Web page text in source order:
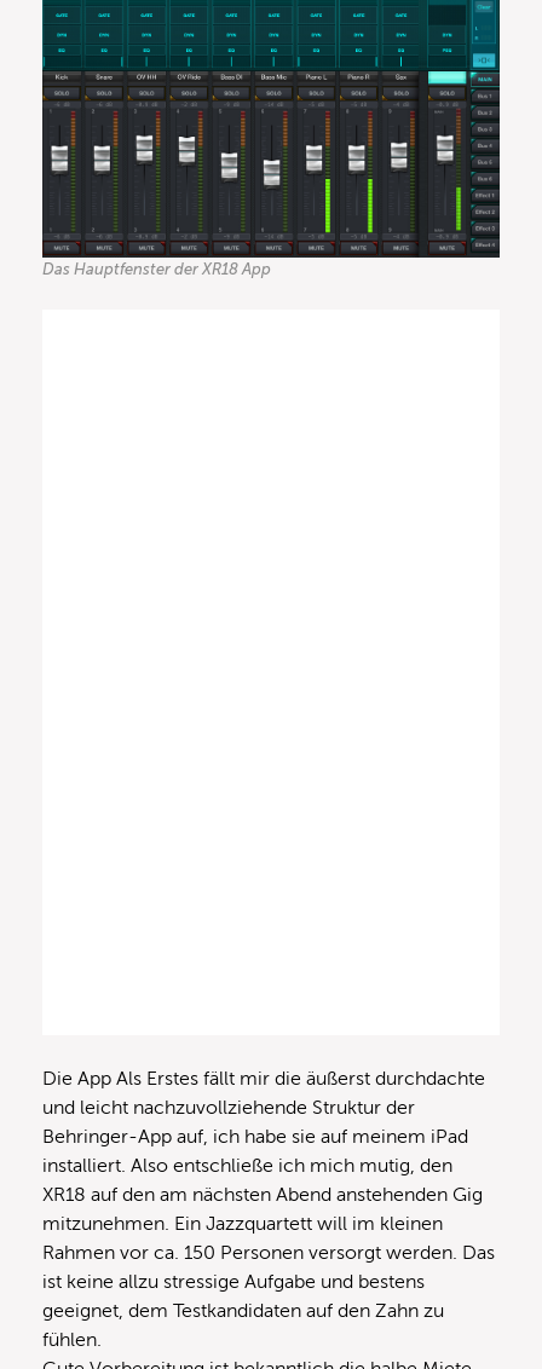
Das Hauptfenster der XR18 App
Die App Als Erstes fällt mir die äußerst durchdachte
und leicht nachzuvollziehende Struktur der
Behringer-App auf, ich habe sie auf meinem iPad
installiert. Also entschließe ich mich mutig, den
XR18 auf den am nächsten Abend anstehenden Gig
mitzunehmen. Ein Jazzquartett will im kleinen
Rahmen vor ca. 150 Personen versorgt werden. Das
ist keine allzu stressige Aufgabe und bestens
geeignet, dem Testkandidaten auf den Zahn zu
fühlen.